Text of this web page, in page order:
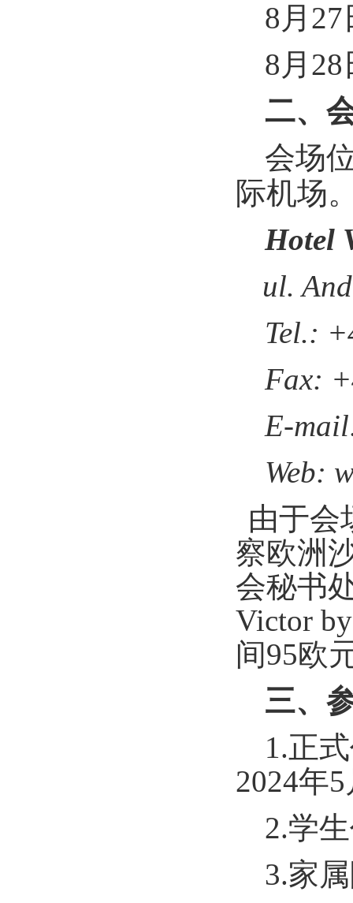
8 月 27
8 月 28
二、
会场
际机场
Hotel
ul.
Tel.:
Fax:
E-
Web:
由于会
察欧洲
会秘书
Victor
间95欧
三、
1.正
2024年5
2.学
3.家